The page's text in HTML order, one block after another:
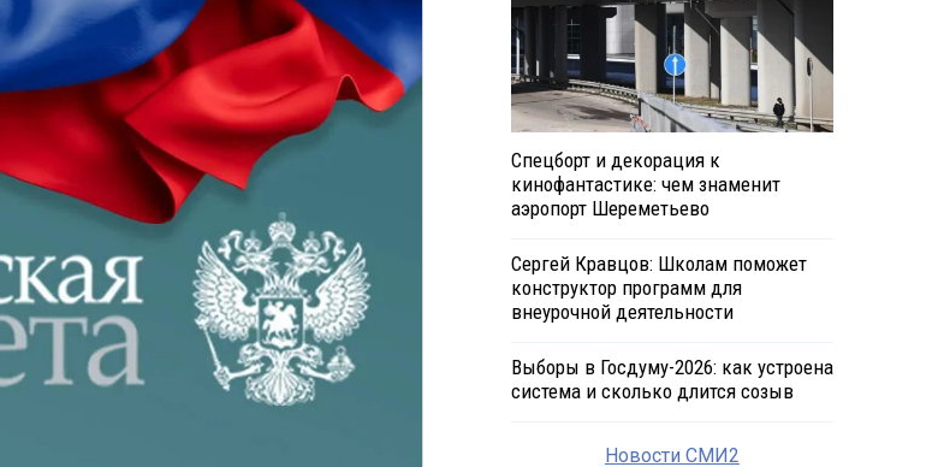
Спецборт и декорация к
кинофантастике: чем знаменит
аэропорт Шереметьево
Сергей Кравцов: Школам поможет
конструктор программ для
внеурочной деятельности
Выборы в Госдуму-2026: как устроена
система и сколько длится созыв
Новости СМИ2